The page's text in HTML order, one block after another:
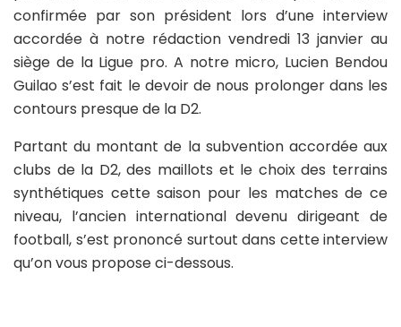
confirmée par son président lors d’une interview
accordée à notre rédaction vendredi 13 janvier au
siège de la Ligue pro. A notre micro, Lucien Bendou
Guilao s’est fait le devoir de nous prolonger dans les
contours presque de la D2.
Partant du montant de la subvention accordée aux
clubs de la D2, des maillots et le choix des terrains
synthétiques cette saison pour les matches de ce
niveau, l’ancien international devenu dirigeant de
football, s’est prononcé surtout dans cette interview
qu’on vous propose ci-dessous.